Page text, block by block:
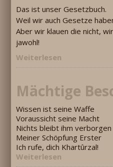
Das ist unser Gesetzbuch.
Weil wir auch Gesetze
Aber wir klauen die nicht,
jawohl!
Weiterlesen
Mächtige
Wissen ist seine Waffe
Voraussicht seine Macht
Nichts bleibt ihm verborgen
Meiner Schöpfung Erster
Ich rufe, dich Khartûrzal!
Weiterlesen